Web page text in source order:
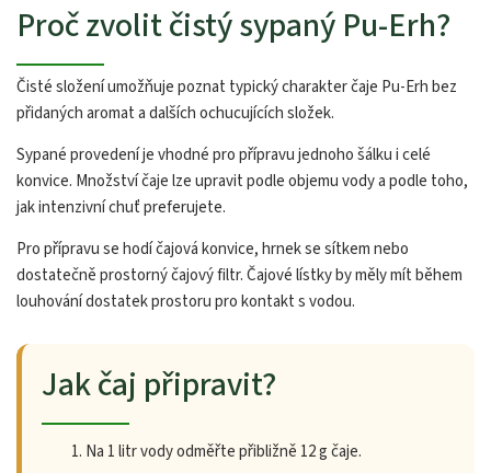
Proč zvolit čistý sypaný Pu-Erh?
Čisté složení umožňuje poznat typický charakter čaje Pu-Erh bez
přidaných aromat a dalších ochucujících složek.
Sypané provedení je vhodné pro přípravu jednoho šálku i celé
konvice. Množství čaje lze upravit podle objemu vody a podle toho,
jak intenzivní chuť preferujete.
Pro přípravu se hodí čajová konvice, hrnek se sítkem nebo
dostatečně prostorný čajový filtr. Čajové lístky by měly mít během
louhování dostatek prostoru pro kontakt s vodou.
Jak čaj připravit?
Na 1 litr vody odměřte přibližně 12 g čaje.